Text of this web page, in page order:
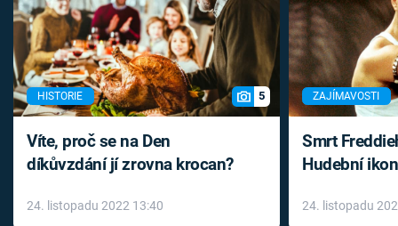
HISTORIE 5
Víte, proč se na Den
díkůvzdání jí zrovna krocan?
24. listopadu 2022 13:40
ZAJÍMAVOSTI
Smrt
Hudební
léky
24. listopadu